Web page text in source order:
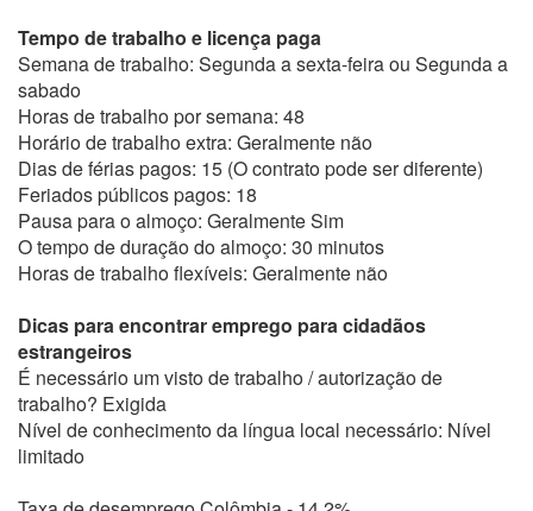
Tempo de trabalho e licença paga
Semana de trabalho: Segunda a sexta-feira ou Segunda a
sabado
Horas de trabalho por semana: 48
Horário de trabalho extra: Geralmente não
Dias de férias pagos: 15 (O contrato pode ser diferente)
Feriados públicos pagos: 18
Pausa para o almoço: Geralmente Sim
O tempo de duração do almoço: 30 minutos
Horas de trabalho flexíveis: Geralmente não
Dicas para encontrar emprego para cidadãos
estrangeiros
É necessário um visto de trabalho / autorização de
trabalho? Exigida
Nível de conhecimento da língua local necessário: Nível
limitado